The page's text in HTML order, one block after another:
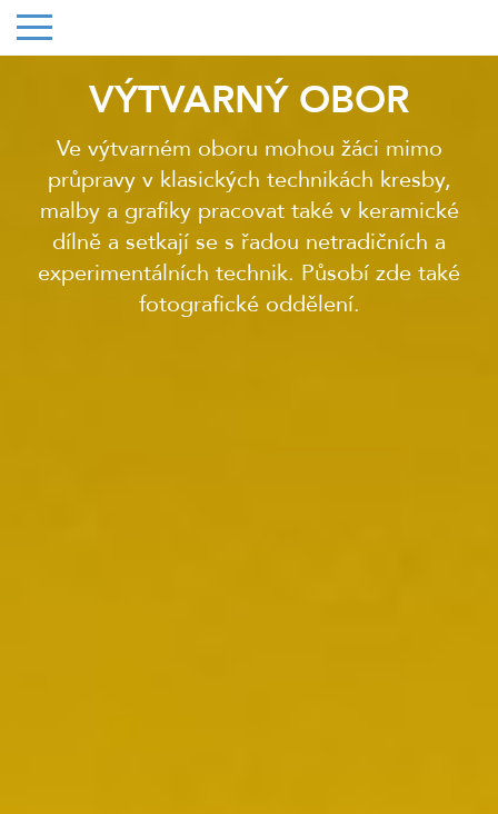
VÝTVARNÝ OBOR
Ve výtvarném oboru mohou žáci mimo
průpravy v klasických technikách kresby,
malby a grafiky pracovat také v keramické
dílně a setkají se s řadou netradičních a
experimentálních technik. Působí zde také
fotografické oddělení.